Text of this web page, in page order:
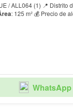
Luis Bustamante y Rivero 📌 4.º
: 125 m² 💰 Precio de alquiler: S/ 1,800 💳 Mantenimiento: S/ 30
✔ Sala y come…
WhatsApp